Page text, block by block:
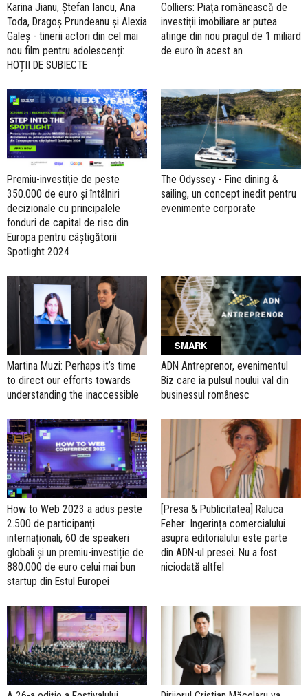
Karina Jianu, Ștefan Iancu, Ana
Toda, Dragoș Prundeanu și Alexia
Galeș - tinerii actori din cel mai
nou film pentru adolescenți:
HOȚII DE SUBIECTE
Colliers: Piața românească de
investiții imobiliare ar putea
atinge din nou pragul de 1 miliard
de euro în acest an
Premiu-investiție de peste
350.000 de euro și întâlniri
decizionale cu principalele
fonduri de capital de risc din
Europa pentru câștigătorii
Spotlight 2024
The Odyssey - Fine dining &
sailing, un concept inedit pentru
evenimente corporate
Martina Muzi: Perhaps it’s time
to direct our efforts towards
understanding the inaccessible
SMARK
ADN Antreprenor, evenimentul
Biz care ia pulsul noului val din
businessul românesc
How to Web 2023 a adus peste
2.500 de participanți
internaționali, 60 de speakeri
globali și un premiu-investiție de
880.000 de euro celui mai bun
startup din Estul Europei
[Presa & Publicitatea] Raluca
Feher: Ingerința comercialului
asupra editorialului este parte
din ADN-ul presei. Nu a fost
niciodată altfel